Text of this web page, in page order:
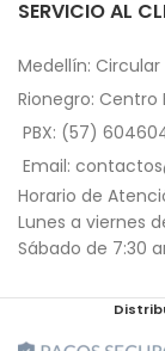
SERVICIO AL
Medellín:
Rionegro: Centro
PBX: (57)
Email:
Horario de
Lunes a viernes
Sábado de 7:30